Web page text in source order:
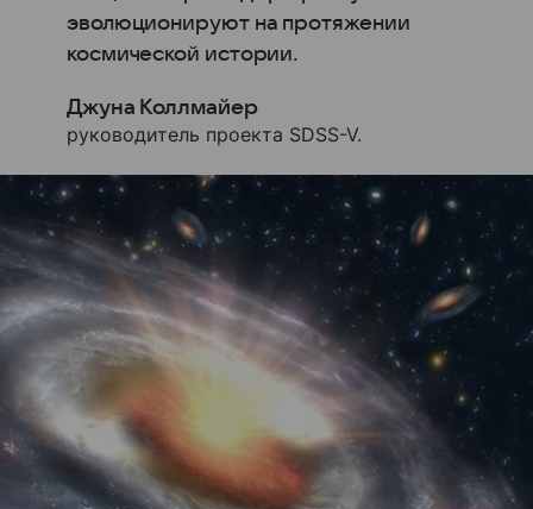
эволюционируют на протяжении
космической истории.
Джуна Коллмайер
руководитель проекта SDSS-V.